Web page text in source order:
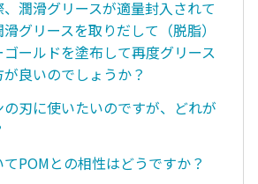
潤滑グリースが適量封入されて
グリースを取りだして（脱脂）
ールドを塗布して再度グリース
良いのでしょうか？
刃に使いたいのですが、どれが
POMとの相性はどうですか？